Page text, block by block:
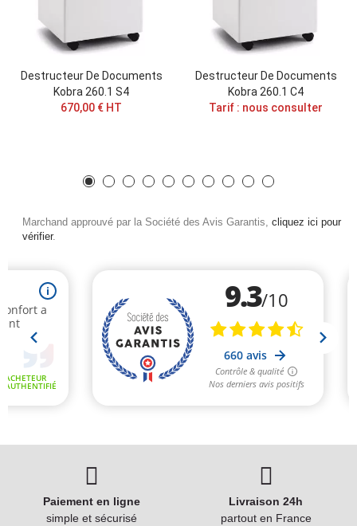
Destructeur De Documents
Kobra 260.1 S4
670,00 € HT
Destructeur De Documents
Kobra 260.1 C4
Tarif : nous consulter
Marchand approuvé par la Société des Avis Garantis, cliquez ici pour
vérifier.
Paiement en ligne
simple et sécurisé
Livraison 24h
partout en France